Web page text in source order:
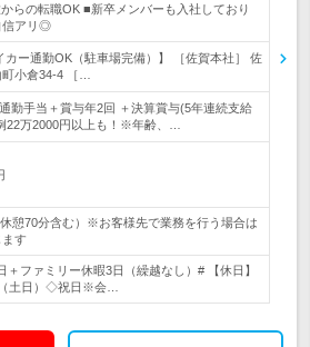
らの転職OK ■新卒メンバーも入社しており
信アリ◎
カー通勤OK（駐車場完備）】 ［佐賀本社］ 佐
小倉34-4 ［…
勤手当＋賞与年2回 ＋決算賞与(5年連続支給
22万2000円以上も！※年齢、…
憩70分含む）※お客様先で業務を行う場合は
ます
ファミリー休暇3日（繰越なし）# 【休日】
土日）◇祝日※会…